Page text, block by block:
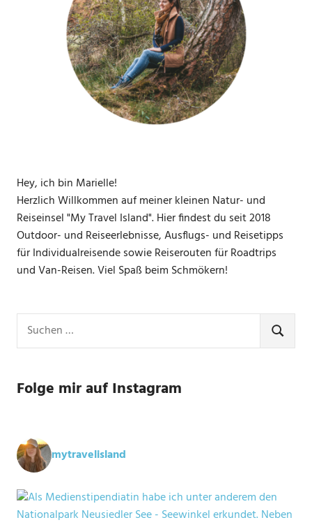
Hey, ich bin Marielle!
Herzlich Willkommen auf meiner kleinen Natur- und
Reiseinsel "My Travel Island". Hier findest du seit 2018
Outdoor- und Reiseerlebnisse, Ausflugs- und Reisetipps
für Individualreisende sowie Reiserouten für Roadtrips
und Van-Reisen. Viel Spaß beim Schmökern!
nach:
SUCHEN
Folge mir auf Instagram
mytravelisland